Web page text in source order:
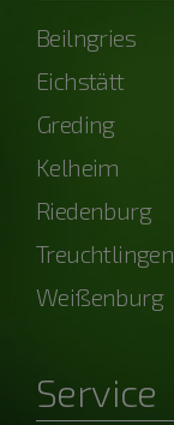
Beilngries
Eichstätt
Greding
Kelheim
Riedenburg
Treuchtlingen
Weißenburg
Service